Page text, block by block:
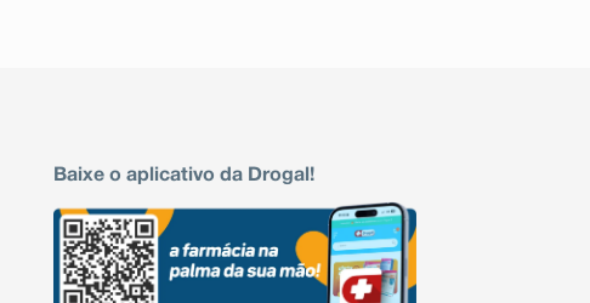
Baixe o aplicativo da Drogal!